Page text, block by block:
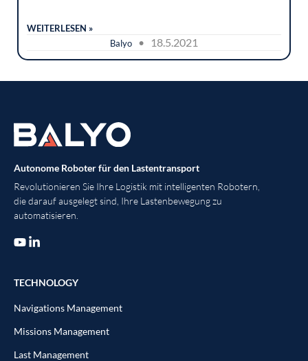
WEITERLESEN »
Balyo • 18.5.2021
Autonome Roboter für den Lastentransport
Revolutionieren Sie Ihre Logistik mit intelligenten Robotern,
die darauf ausgelegt sind, Ihre Lastenbewegung zu
automatisieren.
TECHNOLOGY
Navigations Management
Missions Management
Last Management